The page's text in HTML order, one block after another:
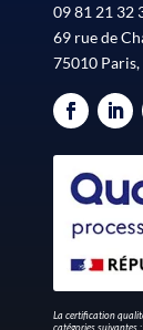
09 81 21 32
69 rue de
75010 Paris,
La certification
catégories suivantes